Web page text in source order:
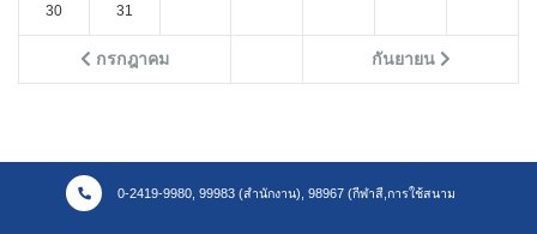
กรกฎาคม กันยายน
30 31
0-2419-9980, 99983 (สำนักงาน), 98967 (กีฬาสี,การใช้สนาม